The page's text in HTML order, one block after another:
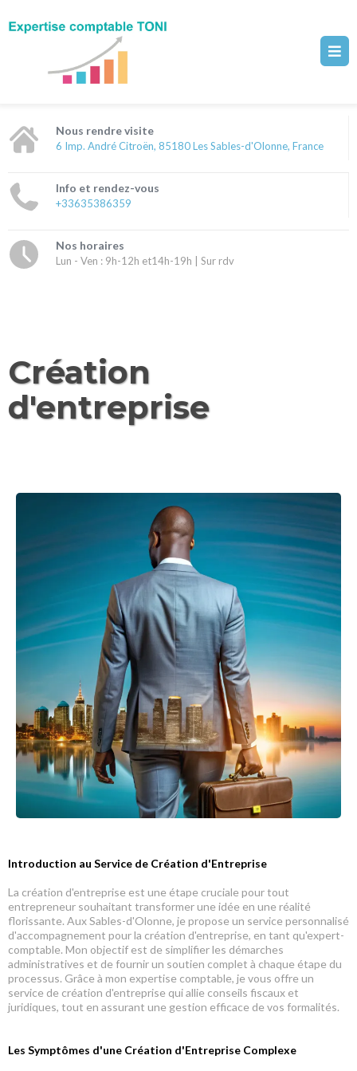
Nous rendre visite
6 Imp. André Citroën, 85180 Les Sables-d'Olonne, France
Info et rendez-vous
+33635386359
Nos horaires
Lun - Ven : 9h-12h et14h-19h | Sur rdv
Création
d'entreprise
Introduction au Service de Création d'Entreprise
La création d'entreprise est une étape cruciale pour tout
entrepreneur souhaitant transformer une idée en une réalité
florissante. Aux Sables-d'Olonne, je propose un service personnalisé
d'accompagnement pour la création d'entreprise, en tant qu'expert-
comptable. Mon objectif est de simplifier les démarches
administratives et de fournir un soutien complet à chaque étape du
processus. Grâce à mon expertise comptable, je vous offre un
service de création d'entreprise qui allie conseils fiscaux et
juridiques, tout en assurant une gestion efficace de vos formalités.
Les Symptômes d'une Création d'Entreprise Complexe